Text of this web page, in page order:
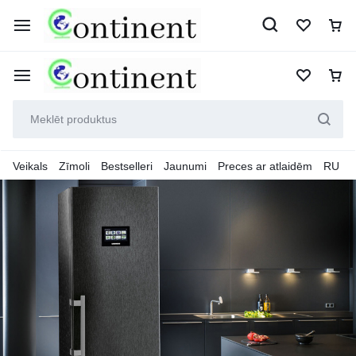
Veikals Zīmoli Bestselleri Jaunumi Preces ar atlaidēm RU